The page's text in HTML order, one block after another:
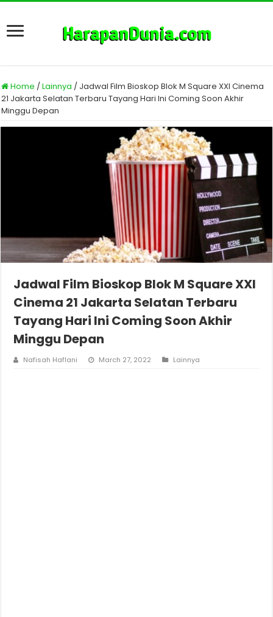
Home /Lainnya / Jadwal Film Bioskop Blok M Square XXI Cinema
21 Jakarta Selatan Terbaru Tayang Hari Ini Coming Soon Akhir
Minggu Depan
Jadwal Film Bioskop Blok M Square XXI
Cinema 21 Jakarta Selatan Terbaru
Tayang Hari Ini Coming Soon Akhir
Minggu Depan
Nafisah Haflani March 27, 2022 Lainnya